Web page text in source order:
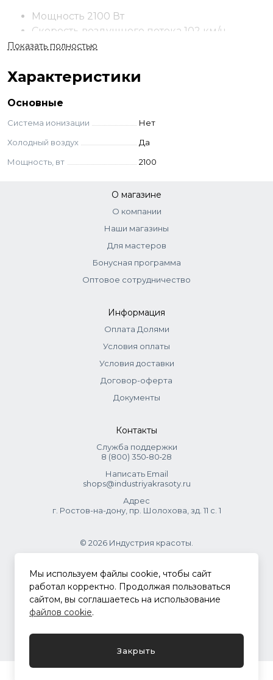
Мощность 2100 Вт
Скорость воздушного потока 102 км/ч
Вес 540 г
Кнопка моментального охлаждения
потока воздуха
Cетевой провод 2,7 м
Показать полностью
Характеристики
Основные
Система ионизации
Нет
Холодный воздух
Да
Мощность, вт
2100
О магазине
О компании
Наши магазины
Для мастеров
Бонусная программа
Оптовое сотрудничество
Информация
Оплата Долями
Условия оплаты
Условия доставки
Договор-оферта
Документы
Контакты
Служба поддержки
8 (800) 350‑80‑28
Написать Email
shops@industriyakrasoty.ru
Адрес
г. Ростов-на-дону, пр. Шолохова, зд. 11 с. 1
© 2026 Индустрия красоты.
.
Политика конфиденциальности
Мы используем файлы cookie, чтобы сайт
работал корректно. Продолжая пользоваться
сайтом, вы соглашаетесь на использование
файлов cookie.
Закрыть